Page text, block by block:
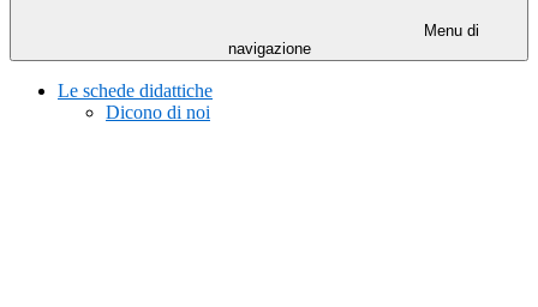
Menu di
navigazione
Le schede didattiche
Dicono di noi